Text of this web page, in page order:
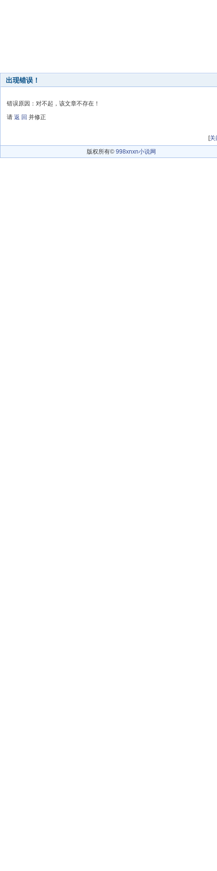
出现错误！
错误原因：对不起，该文章不存在！
请 返 回 并修正
[关
版权所有© 998xnxn小说网